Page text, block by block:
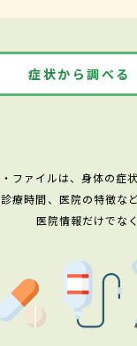
症状から調べる
・ファイルは、身体の症
療時間、医院の特徴な
医院情報だけでな